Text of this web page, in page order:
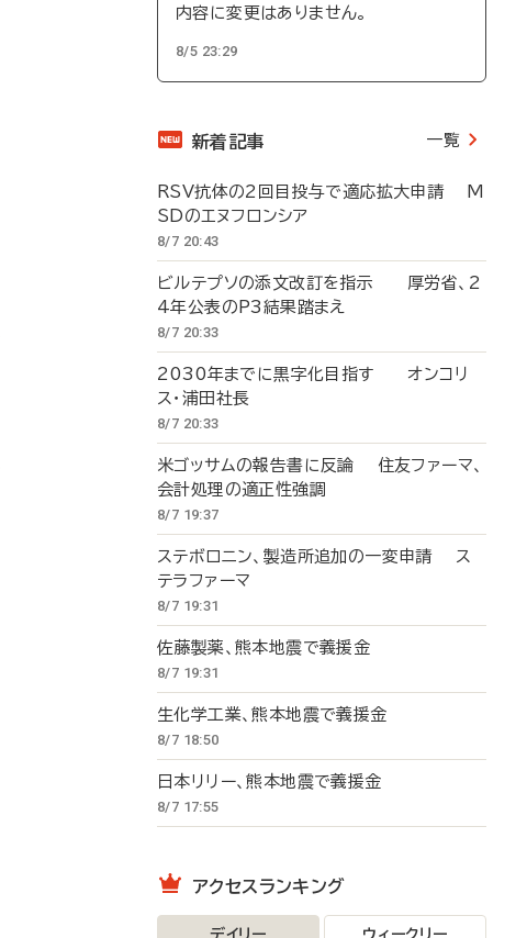
内容に変更はありません。
8/5 23:29
新着記事 一覧
RSV抗体の2回目投与で適応拡大申請 M
SDのエヌフロンシア
8/7 20:43
ビルテプソの添文改訂を指示 厚労省、2
4年公表のP3結果踏まえ
8/7 20:33
2030年までに黒字化目指す オンコリ
ス・浦田社長
8/7 20:33
米ゴッサムの報告書に反論 住友ファーマ、
会計処理の適正性強調
8/7 19:37
ステボロニン、製造所追加の一変申請 ス
テラファーマ
8/7 19:31
佐藤製薬、熊本地震で義援金
8/7 19:31
生化学工業、熊本地震で義援金
8/7 18:50
日本リリー、熊本地震で義援金
8/7 17:55
アクセスランキング
デイリー ウィークリー